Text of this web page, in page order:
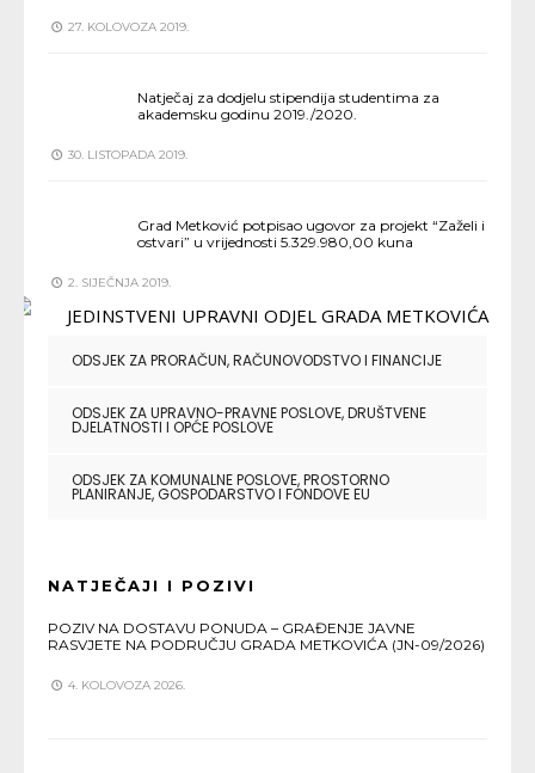
27. KOLOVOZA 2019.
Natječaj za dodjelu stipendija studentima za
akademsku godinu 2019./2020.
30. LISTOPADA 2019.
Grad Metković potpisao ugovor za projekt “Zaželi i
ostvari” u vrijednosti 5.329.980,00 kuna
2. SIJEČNJA 2019.
ODSJEK ZA PRORAČUN, RAČUNOVODSTVO I FINANCIJE
ODSJEK ZA UPRAVNO-PRAVNE POSLOVE, DRUŠTVENE
DJELATNOSTI I OPĆE POSLOVE
ODSJEK ZA KOMUNALNE POSLOVE, PROSTORNO
PLANIRANJE, GOSPODARSTVO I FONDOVE EU
NATJEČAJI I POZIVI
POZIV NA DOSTAVU PONUDA – GRAĐENJE JAVNE
RASVJETE NA PODRUČJU GRADA METKOVIĆA (JN-09/2026)
4. KOLOVOZA 2026.